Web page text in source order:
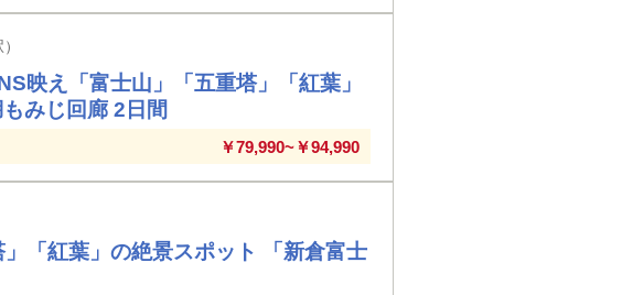
映え「富士山」「五重塔」「紅葉」
みじ回廊 2日間
￥79,990~￥94,990
「紅葉」の絶景スポット 「新倉富士